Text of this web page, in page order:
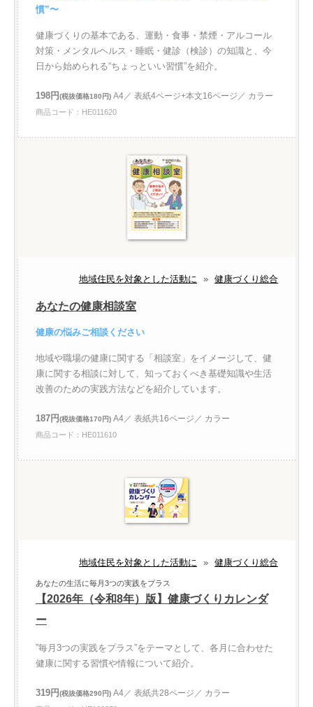
慣”〜
健康づくりの基本である、運動・食事・禁煙・アルコール
対策・メンタルヘルス・睡眠・健診（検診）の知識と、今
日から始められる“ちょっといい習慣”を紹介。
198円(税抜価格180円) A4／ 表紙4ページ+本文16ページ／ カラー
商品コード：HE011620
地域住民を対象とした活動に » 健康づくり総合
あなたの健康相談室
健康の悩みご相談ください
地域や職場の健康に関する「相談室」をイメージして、健
康に関する相談に対して、知っておくべき基礎知識や生活
改善のための実践方法などを紹介しています。
187円(税抜価格170円) A4／ 表紙共16ページ／ カラー
商品コード：HE011610
地域住民を対象とした活動に » 健康づくり総合
あなたの生活に毎月3つの実践をプラス
【2026年（令和8年）版】健康づくりカレンダ
ー
”毎月3つの実践をプラス”をテーマとして、各月に合わせた
健康に関する習慣や情報について紹介。
319円(税抜価格290円) A4／ 表紙共28ページ／ カラー